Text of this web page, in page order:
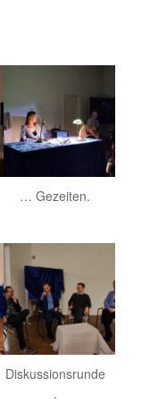
… Gezeiten.
Diskussionsrunde
.